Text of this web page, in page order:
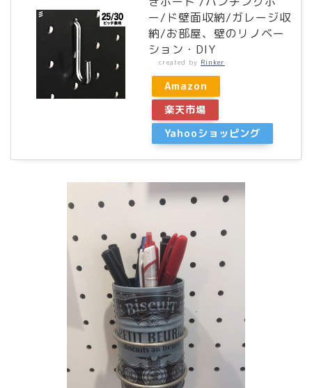
ー/ド壁面収納/ガレージ収
納/お部屋、壁のリノベー
ション・DIY
created by Rinker
Amazon
楽天市場
Yahooショッピング